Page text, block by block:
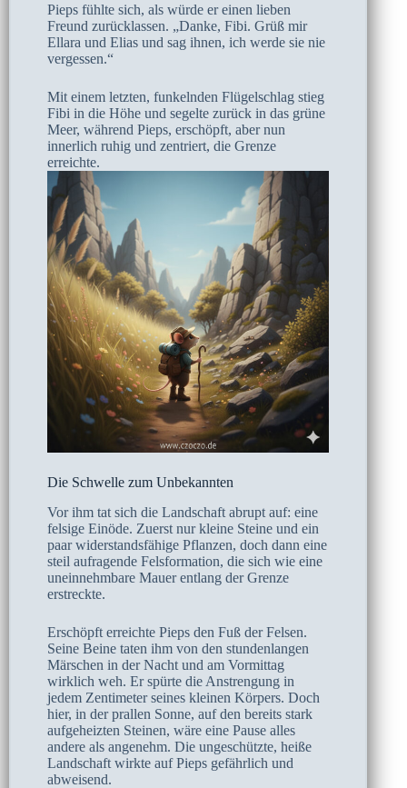
Pieps fühlte sich, als würde er einen lieben
Freund zurücklassen. „Danke, Fibi. Grüß mir
Ellara und Elias und sag ihnen, ich werde sie nie
vergessen.“
Mit einem letzten, funkelnden Flügelschlag stieg
Fibi in die Höhe und segelte zurück in das grüne
Meer, während Pieps, erschöpft, aber nun
innerlich ruhig und zentriert, die Grenze
erreichte.
Die Schwelle zum Unbekannten
Vor ihm tat sich die Landschaft abrupt auf: eine
felsige Einöde. Zuerst nur kleine Steine und ein
paar widerstandsfähige Pflanzen, doch dann eine
steil aufragende Felsformation, die sich wie eine
uneinnehmbare Mauer entlang der Grenze
erstreckte.
Erschöpft erreichte Pieps den Fuß der Felsen.
Seine Beine taten ihm von den stundenlangen
Märschen in der Nacht und am Vormittag
wirklich weh. Er spürte die Anstrengung in
jedem Zentimeter seines kleinen Körpers. Doch
hier, in der prallen Sonne, auf den bereits stark
aufgeheizten Steinen, wäre eine Pause alles
andere als angenehm. Die ungeschützte, heiße
Landschaft wirkte auf Pieps gefährlich und
abweisend.